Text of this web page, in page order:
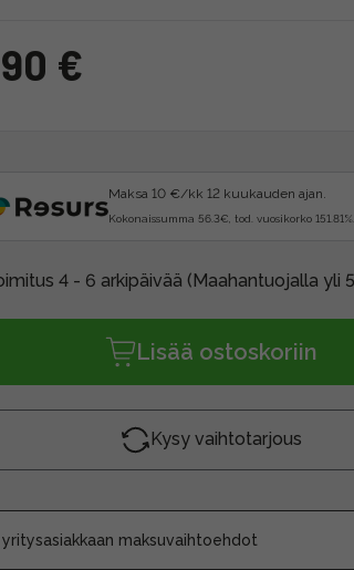
€
Maksa 10 €/kk 12 kuukauden ajan.
Kokonaissumma 56.3€, tod. vuosikorko 151.81%.
4 - 6 arkipäivää (Maahantuojalla yli
Lisää ostoskoriin
Kysy vaihtotarjous
maksuvaihtoehdot